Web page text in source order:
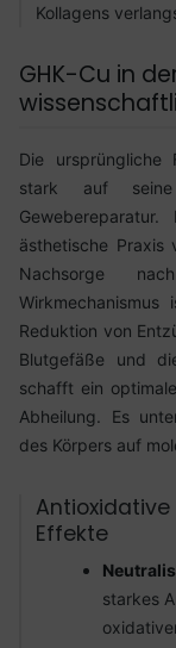
Kollagens
GHK-Cu in
Die ursprüngliche
stark auf
ästhetische Praxis
Nachsorge
Reduktion von
Blutgefäße und
schafft ein
Abheilung. Es
des Körpers auf
Effekte
starkes